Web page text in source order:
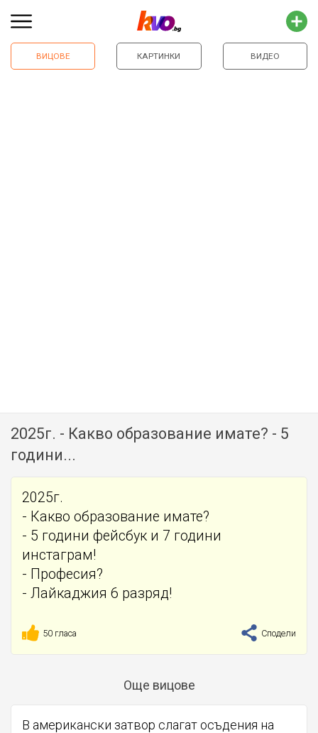
ВИЦОВЕ КАРТИНКИ ВИДЕО
2025г. - Какво образование имате? - 5
години...
2025г.
- Какво образование имате?
- 5 години фейсбук и 7 години
инстаграм!
- Професия?
- Лайкаджия 6 разряд!
50 гласа Сподели
Още вицове
В американски затвор слагат осъдения на